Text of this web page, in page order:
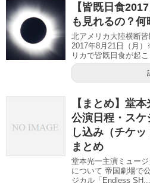
【皆既日食
も見れるの？何
北アメリカ大陸横断
2017年8月21日（月
リカで皆既日食が起
【まとめ】堂
公演日程・スケ
し込み（チケ
まとめ
堂本光一主演ミュー
について 帝国劇場で
ジカル「Endless SH...